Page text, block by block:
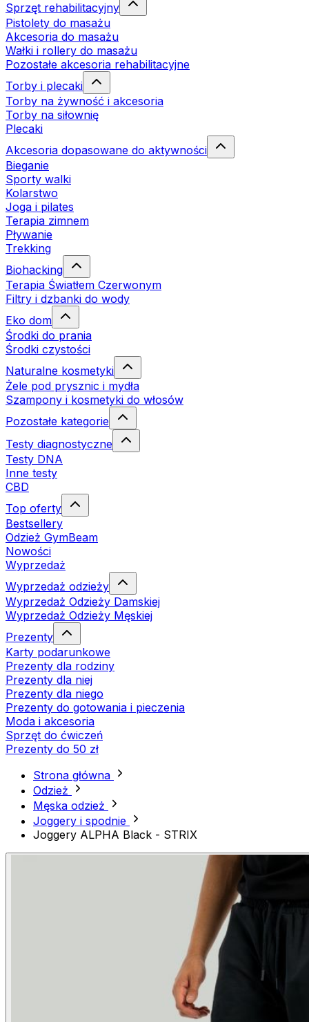
Sprzęt rehabilitacyjny
Pistolety do masażu
Akcesoria do masażu
Wałki i rollery do masażu
Pozostałe akcesoria rehabilitacyjne
Torby i plecaki
Torby na żywność i akcesoria
Torby na siłownię
Plecaki
Akcesoria dopasowane do aktywności
Bieganie
Sporty walki
Kolarstwo
Joga i pilates
Terapia zimnem
Pływanie
Trekking
Biohacking
Terapia Światłem Czerwonym
Filtry i dzbanki do wody
Eko dom
Środki do prania
Środki czystości
Naturalne kosmetyki
Żele pod prysznic i mydła
Szampony i kosmetyki do włosów
Pozostałe kategorie
Testy diagnostyczne
Testy DNA
Inne testy
CBD
Top oferty
Bestsellery
Odzież GymBeam
Nowości
Wyprzedaż
Wyprzedaż odzieży
Wyprzedaż Odzieży Damskiej
Wyprzedaż Odzieży Męskiej
Prezenty
Karty podarunkowe
Prezenty dla rodziny
Prezenty dla niej
Prezenty dla niego
Prezenty do gotowania i pieczenia
Moda i akcesoria
Sprzęt do ćwiczeń
Prezenty do 50 zł
Strona główna
Odzież
Męska odzież
Joggery i spodnie
Joggery ALPHA Black - STRIX